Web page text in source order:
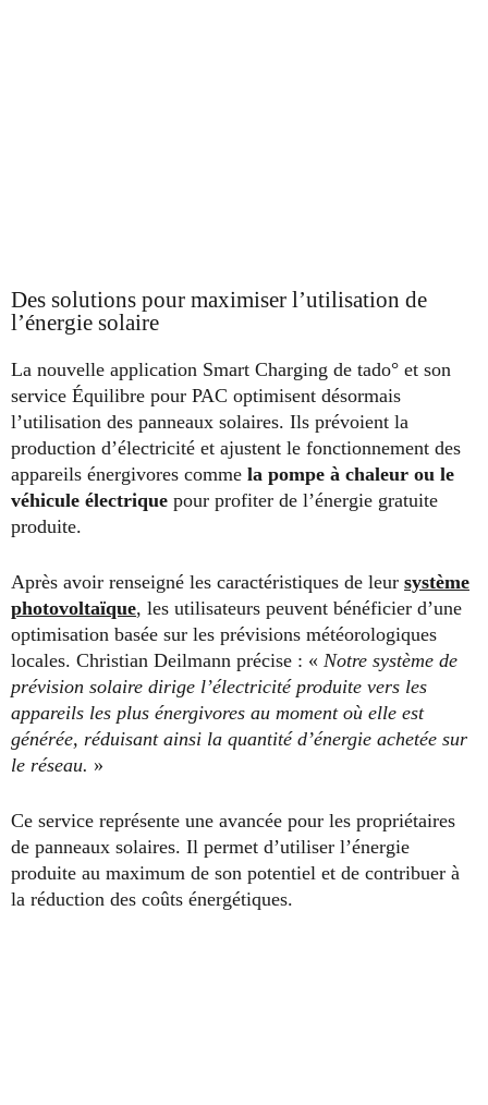
Des solutions pour maximiser l’utilisation de
l’énergie solaire
La nouvelle application Smart Charging de tado° et son
service Équilibre pour PAC optimisent désormais
l’utilisation des panneaux solaires. Ils prévoient la
production d’électricité et ajustent le fonctionnement des
appareils énergivores comme la pompe à chaleur ou le
véhicule électrique pour profiter de l’énergie gratuite
produite.
Après avoir renseigné les caractéristiques de leur système
photovoltaïque, les utilisateurs peuvent bénéficier d’une
optimisation basée sur les prévisions météorologiques
locales. Christian Deilmann précise : « Notre système de
prévision solaire dirige l’électricité produite vers les
appareils les plus énergivores au moment où elle est
générée, réduisant ainsi la quantité d’énergie achetée sur
le réseau. »
Ce service représente une avancée pour les propriétaires
de panneaux solaires. Il permet d’utiliser l’énergie
produite au maximum de son potentiel et de contribuer à
la réduction des coûts énergétiques.